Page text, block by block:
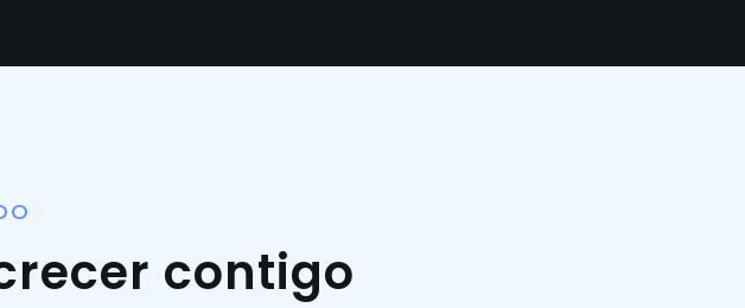
contigo